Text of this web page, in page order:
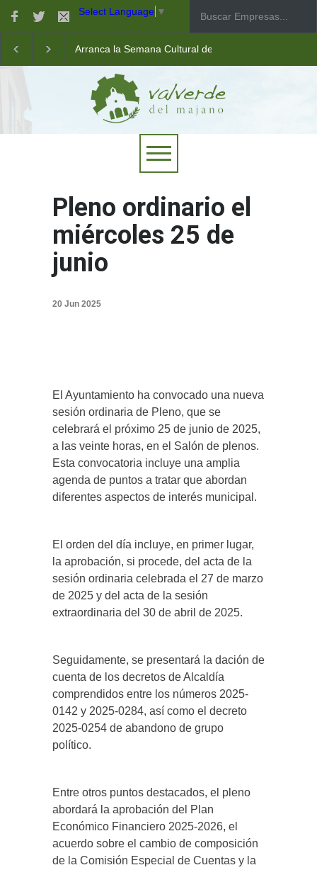
Select Language ▼
Arranca la Semana Cultural de Valverde
Taller de robótica para jóvenes
Las pistas municipales de pádel estrenan un nuevo
Pleno ordinario el
miércoles 25 de
junio
20 Jun 2025
El Ayuntamiento ha convocado una nueva
sesión ordinaria de Pleno, que se
celebrará el próximo 25 de junio de 2025,
a las veinte horas, en el Salón de plenos.
Esta convocatoria incluye una amplia
agenda de puntos a tratar que abordan
diferentes aspectos de interés municipal.
El orden del día incluye, en primer lugar,
la aprobación, si procede, del acta de la
sesión ordinaria celebrada el 27 de marzo
de 2025 y del acta de la sesión
extraordinaria del 30 de abril de 2025.
Seguidamente, se presentará la dación de
cuenta de los decretos de Alcaldía
comprendidos entre los números 2025-
0142 y 2025-0284, así como el decreto
2025-0254 de abandono de grupo
político.
Entre otros puntos destacados, el pleno
abordará la aprobación del Plan
Económico Financiero 2025-2026, el
acuerdo sobre el cambio de composición
de la Comisión Especial de Cuentas y la